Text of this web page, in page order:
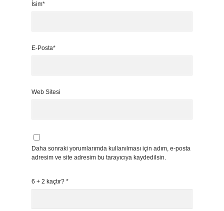
İsim*
E-Posta*
Web Sitesi
Daha sonraki yorumlarımda kullanılması için adım, e-posta
adresim ve site adresim bu tarayıcıya kaydedilsin.
6 + 2 kaçtır? *